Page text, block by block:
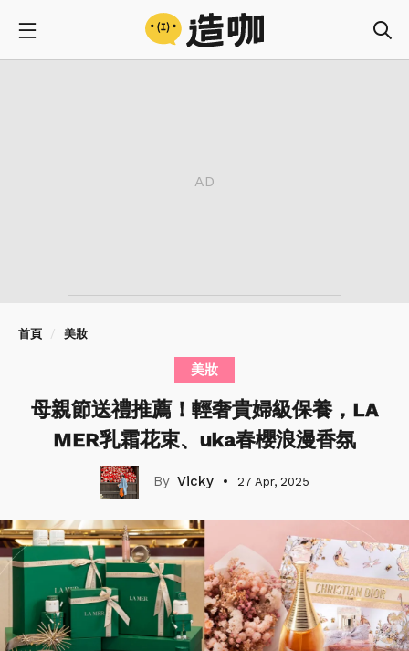
首頁 美妝
美妝
母親節送禮推薦！輕奢貴婦級保養，LA
MER乳霜花束、uka春櫻浪漫香氛
Vicky 27 Apr, 2025